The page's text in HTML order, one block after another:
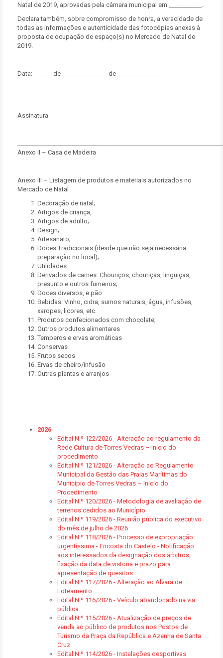
Natal de 2019, aprovadas pela câmara municipal em ___________.
Declara também, sobre compromisso de honra, a veracidade de
todas as informações e autenticidade das fotocópias anexas à
proposta de ocupação de espaço(s) no Mercado de Natal de
2019.
Data: ______ de _______________ de _______________
Assinatura
Anexo II – Casa de Madeira
Anexo III – Listagem de produtos e materiais autorizados no
Mercado de Natal
Decoração de natal;
Artigos de criança,
Artigos de adulto;
Design;
Artesanato;
Doces Tradicionais (desde que não seja necessária
preparação no local);
Utilidades.
Derivados de carnes: Chouriços, chouriças, linguiças,
presunto e outros fumeiros;
Doces diversos, e pão
Bebidas: Vinho, cidra, sumos naturais, água, infusões,
xaropes, licores, etc.
Produtos confecionados com chocolate;
Outros produtos alimentares
Temperos e ervas aromáticas
Conservas
Frutos secos
Ervas de cheiro/infusão
Outras plantas e arranjos
2026
Edital N.º 122/2026 - Alteração ao regulamento da
Rede Cultura de Torres Vedras – Início do
procedimento
Edital N.º 121/2026 - Alteração ao Regulamento
Municipal da Gestão das Praias Marítimas do
Município de Torres Vedras – Inicio do
Procedimento
Edital N.º 120/2026 - Metodologia de avaliação de
terrenos cedidos ao Município
Edital N.º 119/2026 - Reunião pública do executivo
do mês de julho de 2026
Edital N.º 118/2026 - Processo de expropriação
urgentíssima - Encosta do Castelo - Notificação
aos interessados da designação dos árbitros,
fixação da data de vistoria e prazo para
apresentação de quesitos
Edital N.º 117/2026 - Alteração ao Alvará de
Loteamento
Edital N.º 116/2026 - Veículo abandonado na via
pública
Edital N.º 115/2026 - Atualização de preços de
venda ao público de produtos nos Postos de
Turismo da Praça da República e Azenha de Santa
Cruz
Edital N.º 114/2026 - Instalações desportivas